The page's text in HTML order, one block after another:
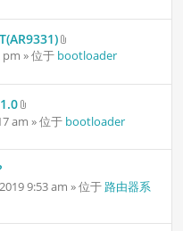
附
pm » 位于 bootloader
附
am » 位于 bootloader
9:53 am » 位于 路由器系